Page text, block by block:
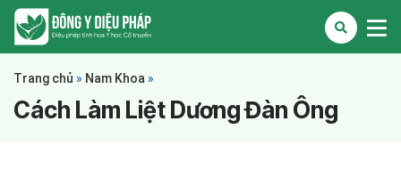
Trang chủ » Nam Khoa »
Cách Làm Liệt Dương Đàn Ông